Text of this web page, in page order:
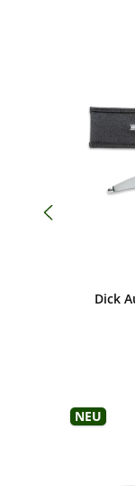
Dick
Neu